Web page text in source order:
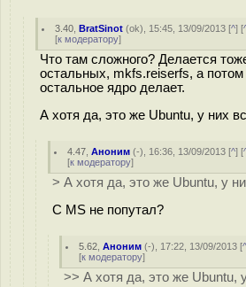
3.40 ,BratSinot (ok), 15:45, 13/09/2013 [^] [
[к модератору]
Что там сложного? Делается
остальных, mkfs.reiserfs, а
остальное ядро делает.
А хотя да, это же Ubuntu, у них
4.47 ,Аноним (-), 16:36, 13/09/2013 [^] [
[к модератору]
> А хотя да, это же Ubuntu, у
С MS не попутал?
5.62 ,Аноним (-), 17:22, 13/09/2013 [
[к модератору]
>> А хотя да, это же Ubuntu,